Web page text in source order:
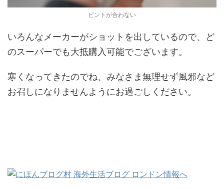
ピントが合わない
いろんなメーカーがショットを出しているので、ど
のスーパーでも大抵購入可能でございます。
寒くなってきたのでね、みなさま無理せず風邪など
お召しになりませんようにお過ごしください。